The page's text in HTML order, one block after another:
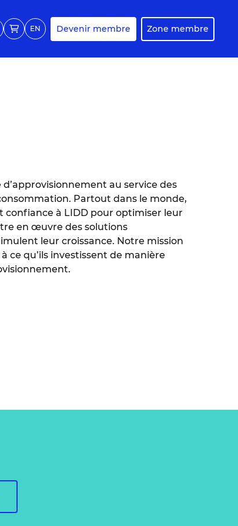
EN Devenir membre Zone membre
au service des
Partout dans le monde,
à LIDD pour optimiser leur
en œuvre des solutions
leur croissance. Notre mission
ce qu’ils investissent de manière